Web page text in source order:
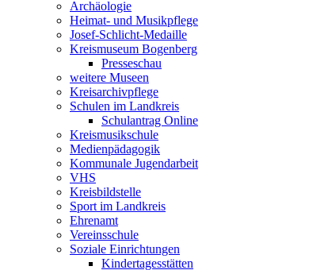
Archäologie
Heimat- und Musikpflege
Josef-Schlicht-Medaille
Kreismuseum Bogenberg
Presseschau
weitere Museen
Kreisarchivpflege
Schulen im Landkreis
Schulantrag Online
Kreismusikschule
Medienpädagogik
Kommunale Jugendarbeit
VHS
Kreisbildstelle
Sport im Landkreis
Ehrenamt
Vereinsschule
Soziale Einrichtungen
Kindertagesstätten